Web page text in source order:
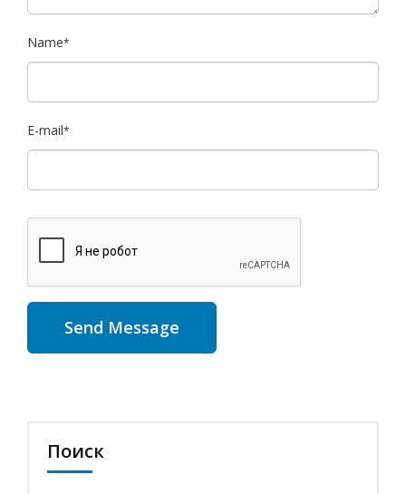
Name*
E-mail*
Поиск